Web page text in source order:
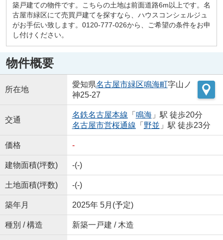
築戸建ての物件です。こちらの土地は前面道路6m以上です。名
古屋市緑区にて売買戸建てを探すなら、ハウスコンシェルジュ
がお手伝い致します。0120-777-026から、ご希望の条件をお申
し付けください。
物件概要
所在地
愛知県名古屋市緑区鳴海町字山ノ
神25-27
交通
名鉄名古屋本線 「 鳴海」駅 徒歩20分
名古屋市営桜通線 「 野並 」駅 徒歩23分
価格 -
建物面積(坪数) -(-)
土地面積(坪数) -(-)
築年月 2025年 5月(予定)
種別 / 構造 新築一戸建 / 木造